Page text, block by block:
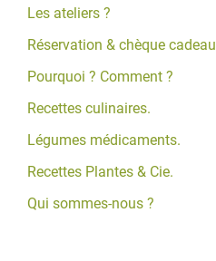
Les ateliers ?
Réservation & chèque cadeau
Pourquoi ? Comment ?
Recettes culinaires.
Légumes médicaments.
Recettes Plantes & Cie.
Qui sommes-nous ?